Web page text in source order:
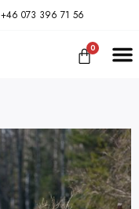
+46 073 396 71 56
0